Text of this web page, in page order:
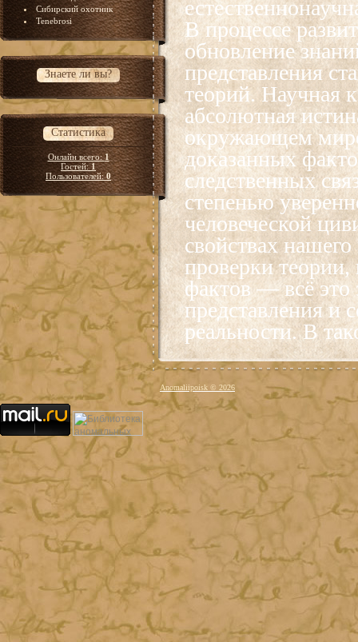
Сибирский охотник
Tenebrosi
Знаете ли вы?
Статистика
Онлайн всего:1
Гостей:1
Пользователей:0
В процессе
обновление
представления
теорий. Научная
абсолютная
окружающем
доказанных
следственных
степенью
человеческой
свойствах
проверки
фактов — всё это
представления и
реальности. В
Anomaliipoisk © 2026